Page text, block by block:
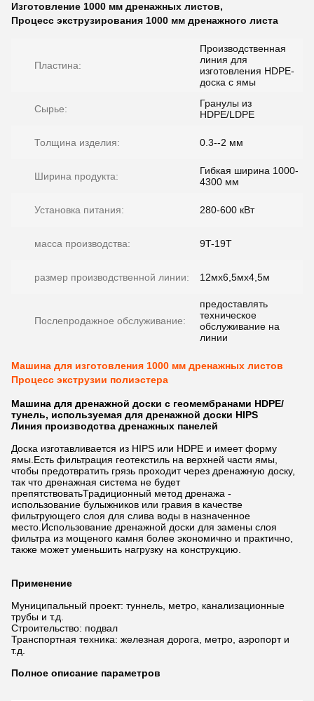
Изготовление 1000 мм дренажных листов,
Процесс экструзирования 1000 мм дренажного листа
Пластина:
Производственная
линия для
изготовления HDPE-
доска с ямы
Сырье:
Гранулы из
HDPE/LDPE
Толщина изделия: 0.3--2 мм
Ширина продукта:
Гибкая ширина 1000-
4300 мм
Установка питания: 280-600 кВт
масса производства: 9T-19T
размер производственной линии: 12мх6,5мх4,5м
Послепродажное обслуживание:
предоставлять
техническое
обслуживание на
линии
Машина для изготовления 1000 мм дренажных листов
Процесс экструзии полиэстера
Машина для дренажной доски с геомембранами HDPE/
тунель, используемая для дренажной доски HIPS
Линия производства дренажных панелей
Доска изготавливается из HIPS или HDPE и имеет форму
ямы.Есть фильтрация геотекстиль на верхней части ямы,
чтобы предотвратить грязь проходит через дренажную доску,
так что дренажная система не будет
препятствоватьТрадиционный метод дренажа -
использование булыжников или гравия в качестве
фильтрующего слоя для слива воды в назначенное
место.Использование дренажной доски для замены слоя
фильтра из мощеного камня более экономично и практично,
также может уменьшить нагрузку на конструкцию.
Применение
Муниципальный проект: туннель, метро, канализационные
трубы и т.д.
Строительство: подвал
Транспортная техника: железная дорога, метро, аэропорт и
т.д.
Полное описание параметров